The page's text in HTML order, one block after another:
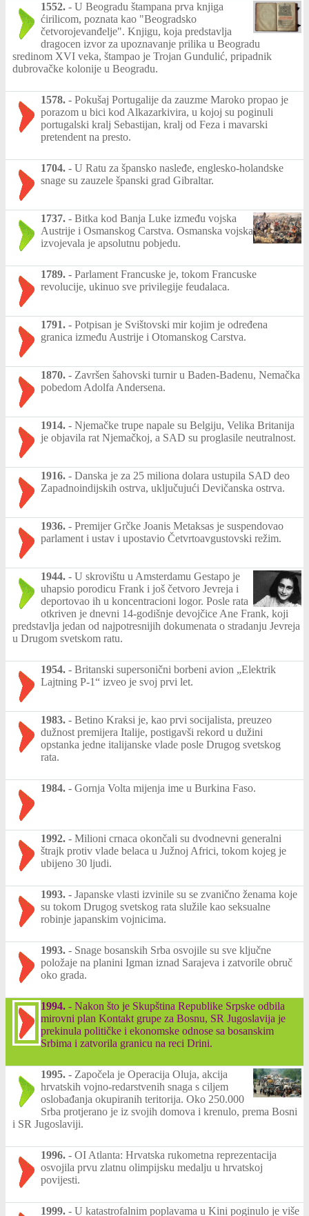
1552. - U Beogradu štampana prva knjiga
ćirilicom, poznata kao "Beogradsko
četvorojevanđelje". Knjigu, koja predstavlja
dragocen izvor za upoznavanje prilika u Beogradu
sredinom XVI veka, štampao je Trojan Gundulić, pripadnik
dubrovačke kolonije u Beogradu.
1578. - Pokušaj Portugalije da zauzme Maroko propao je
porazom u bici kod Alkazarkivira, u kojoj su poginuli
portugalski kralj Sebastijan, kralj od Feza i mavarski
pretendent na presto.
1704. - U Ratu za špansko nasleđe, englesko-holandske
snage su zauzele španski grad Gibraltar.
1737. - Bitka kod Banja Luke između vojska
Austrije i Osmanskog Carstva. Osmanska vojska
izvojevala je apsolutnu pobjedu.
1789. - Parlament Francuske je, tokom Francuske
revolucije, ukinuo sve privilegije feudalaca.
1791. - Potpisan je Svištovski mir kojim je određena
granica između Austrije i Otomanskog Carstva.
1870. - Završen šahovski turnir u Baden-Badenu, Nemačka
pobedom Adolfa Andersena.
1914. - Njemačke trupe napale su Belgiju, Velika Britanija
je objavila rat Njemačkoj, a SAD su proglasile neutralnost.
1916. - Danska je za 25 miliona dolara ustupila SAD deo
Zapadnoindijskih ostrva, uključujući Devičanska ostrva.
1936. - Premijer Grčke Joanis Metaksas je suspendovao
parlament i ustav i upostavio Četvrtoavgustovski režim.
1944. - U skrovištu u Amsterdamu Gestapo je
uhapsio porodicu Frank i još četvoro Jevreja i
deportovao ih u koncentracioni logor. Posle rata
otkriven je dnevni 14-godišnje devojčice Ane Frank, koji
predstavlja jedan od najpotresnijih dokumenata o stradanju Jevreja
u Drugom svetskom ratu.
1954. - Britanski supersonični borbeni avion „Elektrik
Lajtning P-1“ izveo je svoj prvi let.
1983. - Betino Kraksi je, kao prvi socijalista, preuzeo
dužnost premijera Italije, postigavši rekord u dužini
opstanka jedne italijanske vlade posle Drugog svetskog
rata.
1984. - Gornja Volta mijenja ime u Burkina Faso.
1992. - Milioni crnaca okončali su dvodnevni generalni
štrajk protiv vlade belaca u Južnoj Africi, tokom kojeg je
ubijeno 30 ljudi.
1993. - Japanske vlasti izvinile su se zvanično ženama koje
su tokom Drugog svetskog rata služile kao seksualne
robinje japanskim vojnicima.
1993. - Snage bosanskih Srba osvojile su sve ključne
položaje na planini Igman iznad Sarajeva i zatvorile obruč
oko grada.
1994. - Nakon što je Skupština Republike Srpske odbila
mirovni plan Kontakt grupe za Bosnu, SR Jugoslavija je
prekinula političke i ekonomske odnose sa bosanskim
Srbima i zatvorila granicu na reci Drini.
1995. - Započela je Operacija Oluja, akcija
hrvatskih vojno-redarstvenih snaga s ciljem
oslobađanja okupiranih teritorija. Oko 250.000
Srba protjerano je iz svojih domova i krenulo, prema Bosni
i SR Jugoslaviji.
1996. - OI Atlanta: Hrvatska rukometna reprezentacija
osvojila prvu zlatnu olimpijsku medalju u hrvatskoj
povijesti.
1999. - U katastrofalnim poplavama u Kini poginulo je više